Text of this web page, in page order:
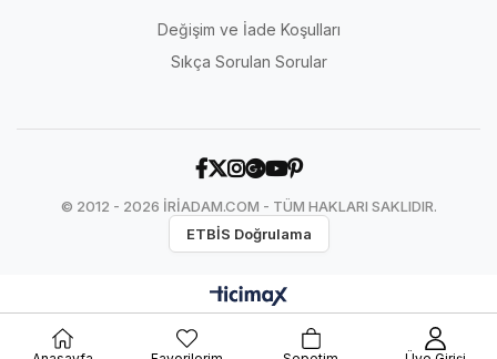
Değişim ve İade Koşulları
Sıkça Sorulan Sorular
© 2012 - 2026 İRİADAM.COM - TÜM HAKLARI SAKLIDIR.
ETBİS Doğrulama